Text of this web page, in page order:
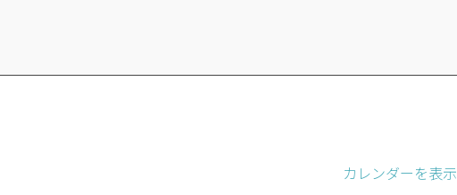
カレンダーを表示